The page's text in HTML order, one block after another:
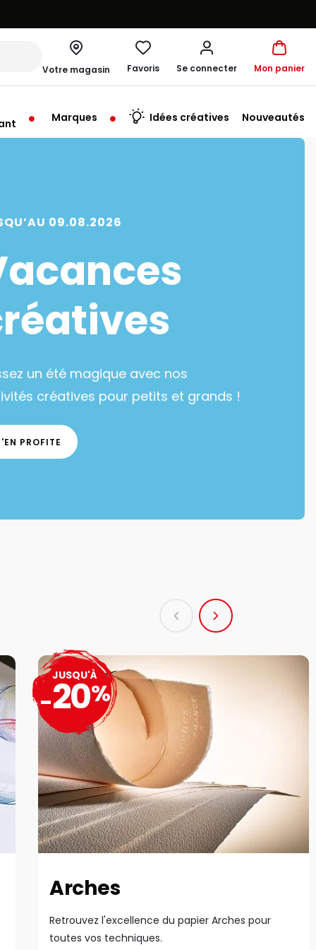
Votre magasin Favoris Se connecter Mon panier
Marques Idées créatives Nouveautés
09.08.2026
un été magique avec nos
créatives pour petits et grands !
PROFITE
Arches
Retrouvez l'excellence du papier Arches pour
toutes vos techniques.
JUSQU'À
-20%